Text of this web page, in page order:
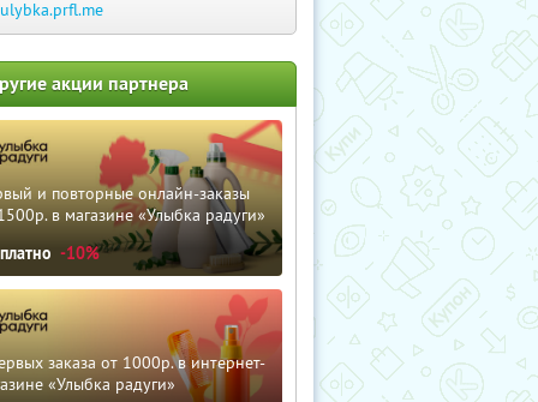
акции партнера
и повторные онлайн-заказы
в магазине «Улыбка радуги»
-10%
заказа от 1000р. в интернет-
«Улыбка радуги»